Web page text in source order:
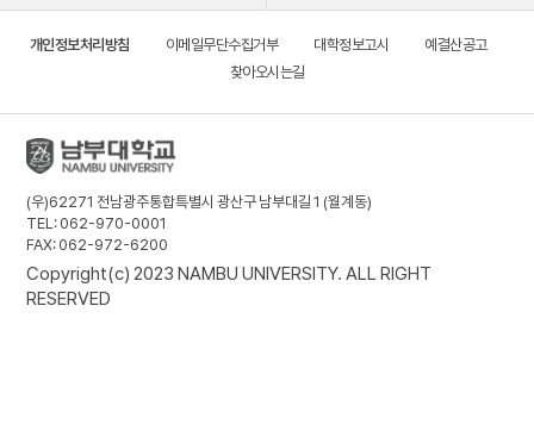
개인정보처리방침 이메일무단수집거부 대학정보고시
예결산공고
찾아오시는길
(우)62271 전남광주통합특별시 광산구 남부대길 1 (월계동)
TEL: 062-970-0001
FAX: 062-972-6200
Copyright(c) 2023 NAMBU UNIVERSITY. ALL RIGHT
RESERVED